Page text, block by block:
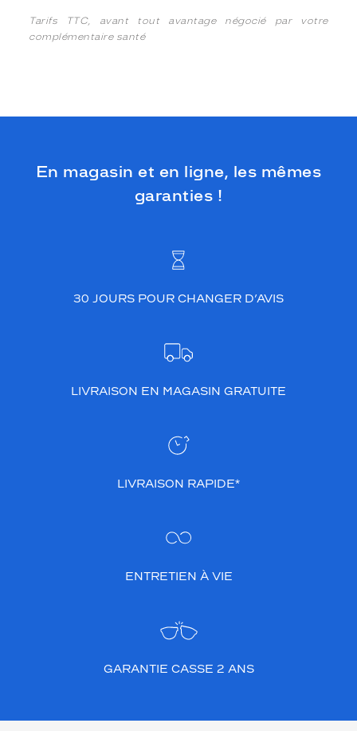
Tarifs TTC, avant tout avantage négocié par votre
complémentaire santé
En magasin et en ligne, les mêmes
garanties !
30 JOURS POUR CHANGER D’AVIS
LIVRAISON EN MAGASIN GRATUITE
LIVRAISON RAPIDE*
ENTRETIEN À VIE
GARANTIE CASSE 2 ANS